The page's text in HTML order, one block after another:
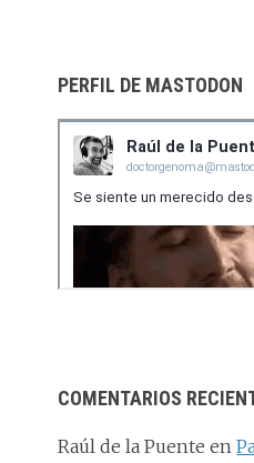
PERFIL DE MASTODON
COMENTARIOS
Raúl de la Puente en